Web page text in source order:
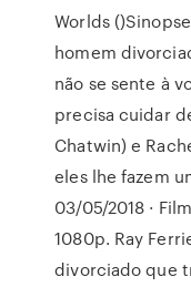
Worlds
homem
não se sente à
precisa cuidar
Chatwin) e
eles lhe fazem
03/05/2018 ·
1080p. Ray
divorciado que